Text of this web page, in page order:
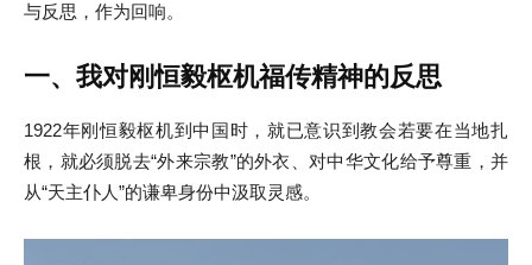
与反思，作为回响。
一、我对刚恒毅枢机福传精神的反思
1922年刚恒毅枢机到中国时，就已意识到教会若要在当地扎
根，就必须脱去“外来宗教”的外衣、对中华文化给予尊重，并
从“天主仆人”的谦卑身份中汲取灵感。